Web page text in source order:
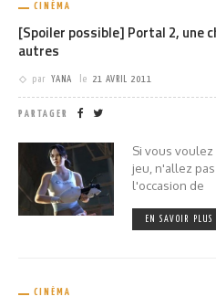
CINÉMA
[Spoiler possible] Portal 2, une
autres
par YANA le 21 AVRIL 2011
PARTAGER
Si vous
jeu, n'allez
l'occasion de
EN SAVOIR PLUS
CINÉMA